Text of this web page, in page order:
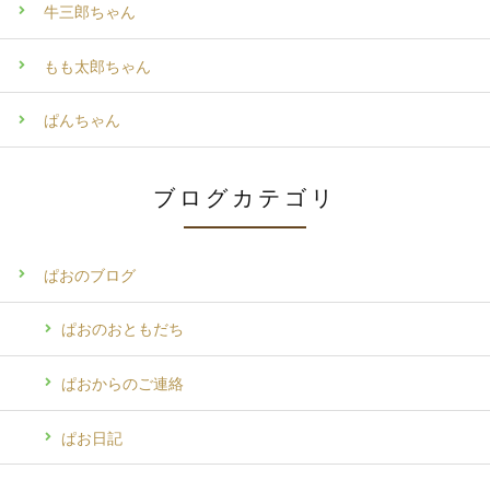
牛三郎ちゃん
もも太郎ちゃん
ぱんちゃん
ブログカテゴリ
ぱおのブログ
ぱおのおともだち
ぱおからのご連絡
ぱお日記